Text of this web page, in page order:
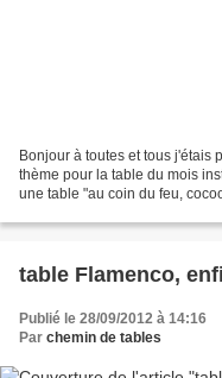
Bonjour à toutes et tous j'étais
thème pour la table du mois
une table "au coin du feu,
table Flamenco,
Publié le 28/09/2012 à 14:16
Par chemin de tables